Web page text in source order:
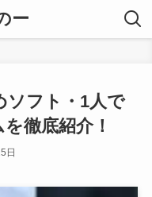
ー
フト・1人で
徹底紹介！
日